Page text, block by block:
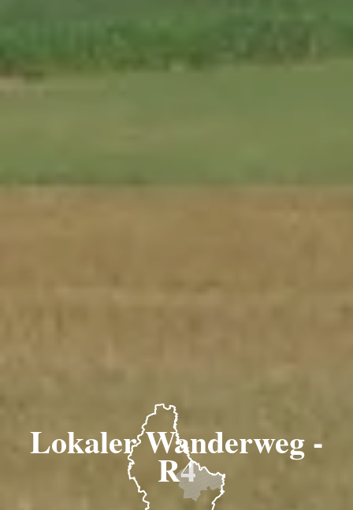
Lokaler Wanderweg -
R4